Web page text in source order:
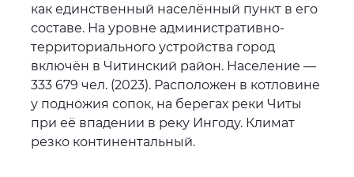
как единственный населённый пункт в его
составе. На уровне административно-
территориального устройства город
включён в Читинский район. Население —
333 679 чел. (2023). Расположен в котловине
у подножия сопок, на берегах реки Читы
при её впадении в реку Ингоду. Климат
резко континентальный.